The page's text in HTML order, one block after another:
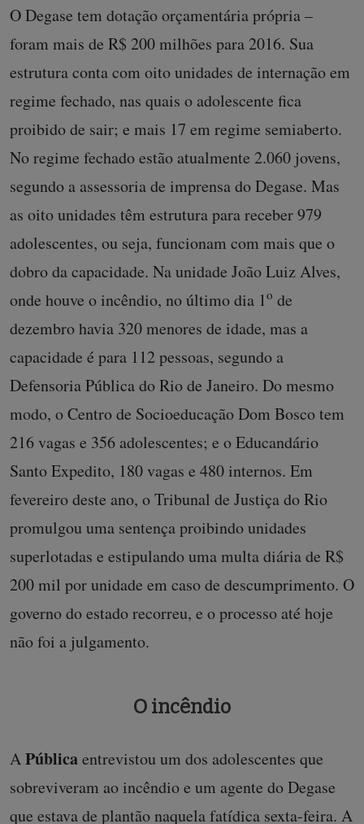
O Degase tem dotação orçamentária própria –
foram mais de R$ 200 milhões para 2016. Sua
estrutura conta com oito unidades de internação em
regime fechado, nas quais o adolescente fica
proibido de sair; e mais 17 em regime semiaberto.
No regime fechado estão atualmente 2.060 jovens,
segundo a assessoria de imprensa do Degase. Mas
as oito unidades têm estrutura para receber 979
adolescentes, ou seja, funcionam com mais que o
dobro da capacidade. Na unidade João Luiz Alves,
onde houve o incêndio, no último dia 1o de
dezembro havia 320 menores de idade, mas a
capacidade é para 112 pessoas, segundo a
Defensoria Pública do Rio de Janeiro. Do mesmo
modo, o Centro de Socioeducação Dom Bosco tem
216 vagas e 356 adolescentes; e o Educandário
Santo Expedito, 180 vagas e 480 internos. Em
fevereiro deste ano, o Tribunal de Justiça do Rio
promulgou uma sentença proibindo unidades
superlotadas e estipulando uma multa diária de R$
200 mil por unidade em caso de descumprimento. O
governo do estado recorreu, e o processo até hoje
não foi a julgamento.
O incêndio
APúblicaentrevistou um dos adolescentes que
sobreviveram ao incêndio e um agente do Degase
que estava de plantão naquela fatídica sexta-feira. A